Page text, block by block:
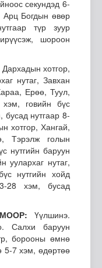
секундэд 6-
Арц Богдын өвөр
түр зуур
шороон
хотгор,
нутаг, Завхан
Ерөө, Туул,
говийн бүс
бусад нутгаар 8-
хотгор, Хангай,
Тэрэлж голын
нутгийн баруун
уулархаг нутаг,
нутгийн хойд
28 хэм, бусад
Үүлшинэ.
Салхи баруун
борооны өмнө
5-7 хэм, өдөртөө